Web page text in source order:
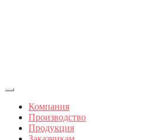
Компания
Производство
Продукция